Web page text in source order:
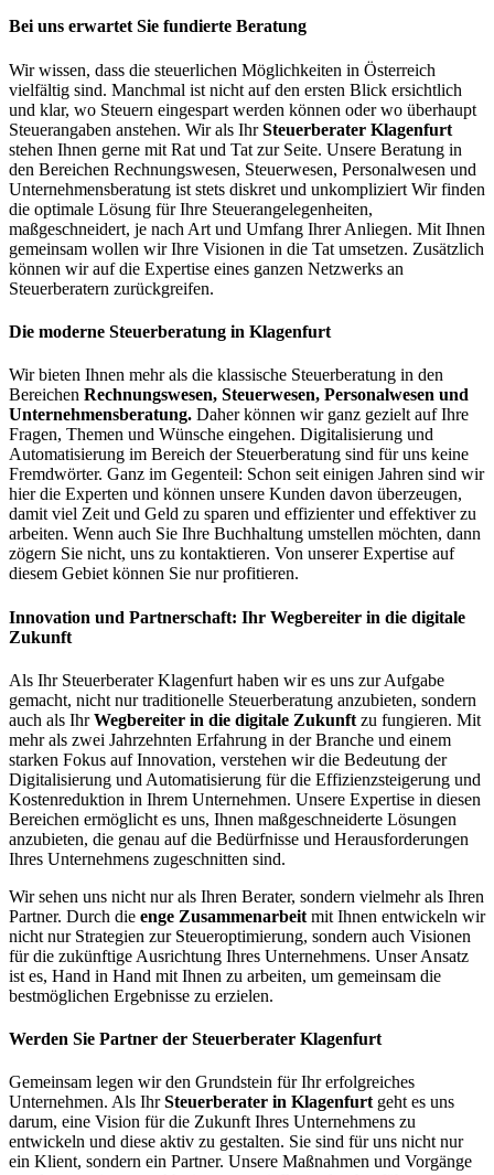
Bei uns erwartet Sie fundierte Beratung
Wir wissen, dass die steuerlichen Möglichkeiten in Österreich
vielfältig sind. Manchmal ist nicht auf den ersten Blick ersichtlich
und klar, wo Steuern eingespart werden können oder wo überhaupt
Steuerangaben anstehen. Wir als IhrSteuerberater Klagenfurt
stehen Ihnen gerne mit Rat und Tat zur Seite. Unsere Beratung in
den Bereichen Rechnungswesen, Steuerwesen, Personalwesen und
Unternehmensberatung ist stets diskret und unkompliziert Wir finden
die optimale Lösung für Ihre Steuerangelegenheiten,
maßgeschneidert, je nach Art und Umfang Ihrer Anliegen. Mit Ihnen
gemeinsam wollen wir Ihre Visionen in die Tat umsetzen. Zusätzlich
können wir auf die Expertise eines ganzen Netzwerks an
Steuerberatern zurückgreifen.
Die moderne Steuerberatung in Klagenfurt
Wir bieten Ihnen mehr als die klassische Steuerberatung in den
Bereichen Rechnungswesen, Steuerwesen, Personalwesen und
Unternehmensberatung. Daher können wir ganz gezielt auf Ihre
Fragen, Themen und Wünsche eingehen. Digitalisierung und
Automatisierung im Bereich der Steuerberatung sind für uns keine
Fremdwörter. Ganz im Gegenteil: Schon seit einigen Jahren sind wir
hier die Experten und können unsere Kunden davon überzeugen,
damit viel Zeit und Geld zu sparen und effizienter und effektiver zu
arbeiten. Wenn auch Sie Ihre Buchhaltung umstellen möchten, dann
zögern Sie nicht, uns zu kontaktieren. Von unserer Expertise auf
diesem Gebiet können Sie nur profitieren.
Innovation und Partnerschaft: Ihr Wegbereiter in die digitale
Zukunft
Als Ihr Steuerberater Klagenfurt haben wir es uns zur Aufgabe
gemacht, nicht nur traditionelle Steuerberatung anzubieten, sondern
auch als IhrWegbereiter in die digitale Zukunft zu fungieren. Mit
mehr als zwei Jahrzehnten Erfahrung in der Branche und einem
starken Fokus auf Innovation, verstehen wir die Bedeutung der
Digitalisierung und Automatisierung für die Effizienzsteigerung und
Kostenreduktion in Ihrem Unternehmen. Unsere Expertise in diesen
Bereichen ermöglicht es uns, Ihnen maßgeschneiderte Lösungen
anzubieten, die genau auf die Bedürfnisse und Herausforderungen
Ihres Unternehmens zugeschnitten sind.
Wir sehen uns nicht nur als Ihren Berater, sondern vielmehr als Ihren
Partner. Durch die enge Zusammenarbeit mit Ihnen entwickeln wir
nicht nur Strategien zur Steueroptimierung, sondern auch Visionen
für die zukünftige Ausrichtung Ihres Unternehmens. Unser Ansatz
ist es, Hand in Hand mit Ihnen zu arbeiten, um gemeinsam die
bestmöglichen Ergebnisse zu erzielen.
Werden Sie Partner der Steuerberater Klagenfurt
Gemeinsam legen wir den Grundstein für Ihr erfolgreiches
Unternehmen. Als IhrSteuerberater in Klagenfurt geht es uns
darum, eine Vision für die Zukunft Ihres Unternehmens zu
entwickeln und diese aktiv zu gestalten. Sie sind für uns nicht nur
ein Klient, sondern ein Partner. Unsere Maßnahmen und Vorgänge